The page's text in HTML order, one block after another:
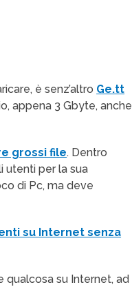
è senz’altro Ge.tt
appena 3 Gbyte, anche
grossi file. Dentro
utenti per la sua
di Pc, ma deve
su Internet senza
qualcosa su Internet, ad